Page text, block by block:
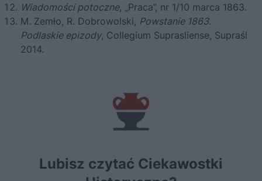
Wiadomości potoczne, „Praca”, nr 1/10 marca 1863.
M. Zemło, R. Dobrowolski, Powstanie 1863.
Podlaskie epizody, Collegium Suprasliense, Supraśl
2014.